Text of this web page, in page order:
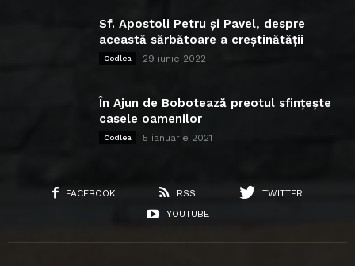
Sf. Apostoli Petru și Pavel, despre
această sărbătoare a creștinătății
Codlea 29 iunie 2022
În Ajun de Bobotează preotul sfințește
casele oamenilor
Codlea 5 ianuarie 2021
FACEBOOK RSS
TWITTER
YOUTUBE